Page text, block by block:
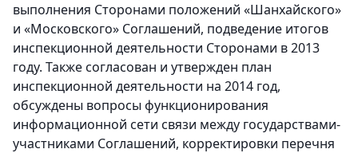
выполнения Сторонами положений «Шанхайского»
и «Московского» Соглашений, подведение итогов
инспекционной деятельности Сторонами в 2013
году. Также согласован и утвержден план
инспекционной деятельности на 2014 год,
обсуждены вопросы функционирования
информационной сети связи между государствами-
участниками Соглашений, корректировки перечня